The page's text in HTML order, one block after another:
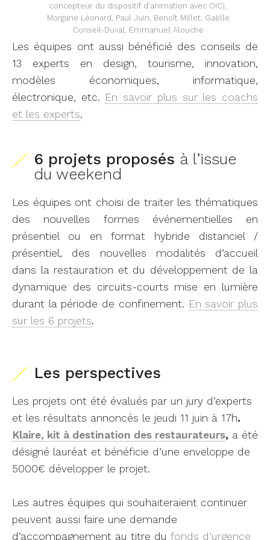
concepteur du dispositif d’animation avec OIC),
Morgane Léonard, Paul Juin, Benoît Millet, Gaëlle
Conseil-Duval, Emmanuel Alouche
Les équipes ont aussi bénéficié des conseils de
13 experts en design, tourisme, innovation,
modèles économiques, informatique,
électronique, etc. En savoir plus sur les coachs
et les experts.
6 projets proposés à l’issue
du weekend
Les équipes ont choisi de traiter les thématiques
des nouvelles formes événementielles en
présentiel ou en format hybride distanciel /
présentiel, des nouvelles modalités d’accueil
dans la restauration et du développement de la
dynamique des circuits-courts mise en lumière
durant la période de confinement. En savoir plus
sur les 6 projets.
Les perspectives
Les projets ont été évalués par un jury d’experts
et les résultats annoncés le jeudi 11 juin à 17h.
Klaire, kit à destination des restaurateurs, a été
désigné lauréat et bénéficie d’une enveloppe de
5000€ développer le projet.
Les autres équipes qui souhaiteraient continuer
peuvent aussi faire une demande
d’accompagnement au titre du fonds d’urgence